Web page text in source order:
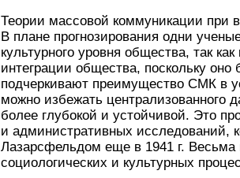
Теории массовой коммуникации при
В плане прогнозирования одни
культурного уровня общества, так
интеграции общества, поскольку
подчеркивают преимущество СМК в
можно избежать централизованного
более глубокой и устойчивой. Это
и административных исследований,
Лазарсфельдом еще в 1941 г. Весьма
социологических и культурных